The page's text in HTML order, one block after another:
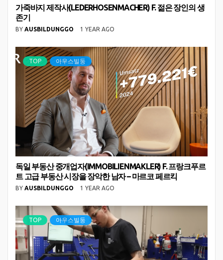
가죽바지 제작사(LEDERHOSENMACHER) F. 젊은 장인의 생
존기
BY AUSBILDUNGGO 1 YEAR AGO
TOP 아우스빌둥
독일 부동산 중개업자(IMMOBILIENMAKLER) F. 프랑크푸르
트 고급 부동산 시장을 장악한 남자 – 마르코 페르킥
BY AUSBILDUNGGO 1 YEAR AGO
TOP 아우스빌둥